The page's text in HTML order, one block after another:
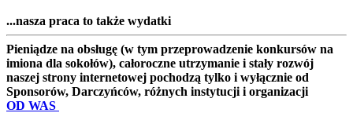
...nasza praca to także wydatki
Pieniądze na obsługę (w tym przeprowadzenie konkursów na
imiona dla sokołów), całoroczne utrzymanie i stały rozwój
naszej strony internetowej pochodzą tylko i wyłącznie od
Sponsorów, Darczyńców, różnych instytucji i organizacji
OD WAS